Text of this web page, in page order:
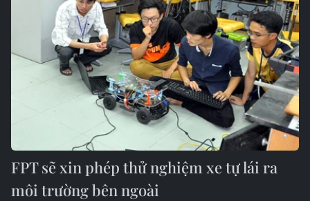
FPT sẽ xin phép thử nghiệm xe tự lái ra
môi trường bên ngoài